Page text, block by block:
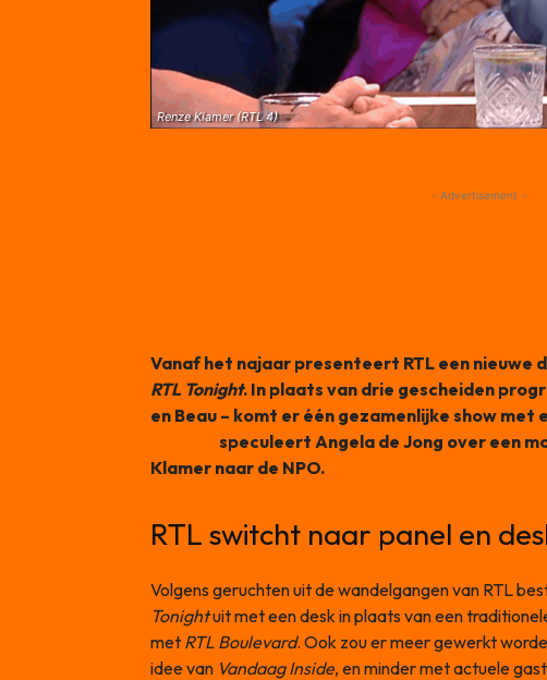
Renze Klamer (RTL 4)
- Advertisement -
Vanaf het najaar presenteert RTL een
RTL Tonight. In plaats van drie gescheiden
en Beau – komt er één gezamenlijke show met
speculeert Angela de Jong over een
Klamer naar de NPO.
RTL switcht naar panel en
Volgens geruchten uit de wandelgangen van RTL
Tonightuit met een desk in plaats van een
met RTL Boulevard. Ook zou er meer gewerkt
idee van Vandaag Inside, en minder met actuele